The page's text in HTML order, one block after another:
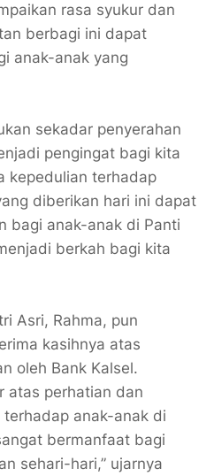
rasa syukur dan
berbagi ini dapat
anak-anak yang
sekadar penyerahan
pengingat bagi kita
kepedulian terhadap
diberikan hari ini dapat
bagi anak-anak di Panti
berkah bagi kita
Asri, Rahma, pun
kasihnya atas
oleh Bank Kalsel.
atas perhatian dan
terhadap anak-anak di
bermanfaat bagi
sehari-hari,” ujarnya